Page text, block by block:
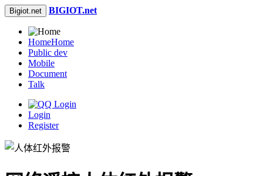
Bigiot.net BIGIOT.net
HomeHome
Public dev
Mobile
Document
Talk
Login
Register